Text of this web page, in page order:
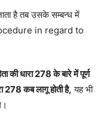
की धारा 278 के बारे में पूर्ण
278 कब लागू होती है, यह भी